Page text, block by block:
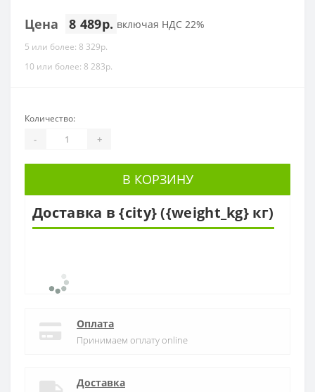
Цена 8 489р. включая НДС 22%
5 или более: 8 329р.
10 или более: 8 283р.
Количество:
- +
В КОРЗИНУ
Доставка в {city} ({weight_kg} кг)
Оплата
Принимаем оплату online
Доставка